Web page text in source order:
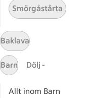
Bli stammis
Stammis Husdjur
Partnererbjudanden
Våra ICA-kort
ICA
Smörgåstårta
Baklava
Barn Dölj -
Allt inom Barn